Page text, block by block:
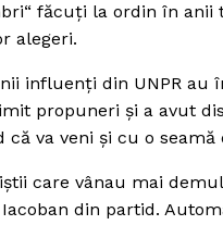
făcuţi la ordin în
alegeri.
influenţi din UNPR
propuneri şi a avut
va veni şi cu o seamă
care vânau mai
din partid.